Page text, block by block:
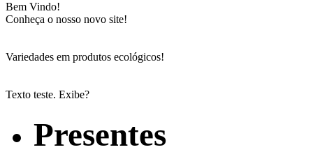
Bem Vindo!
Conheça o nosso novo site!
Variedades em produtos ecológicos!
Texto teste. Exibe?
Presentes